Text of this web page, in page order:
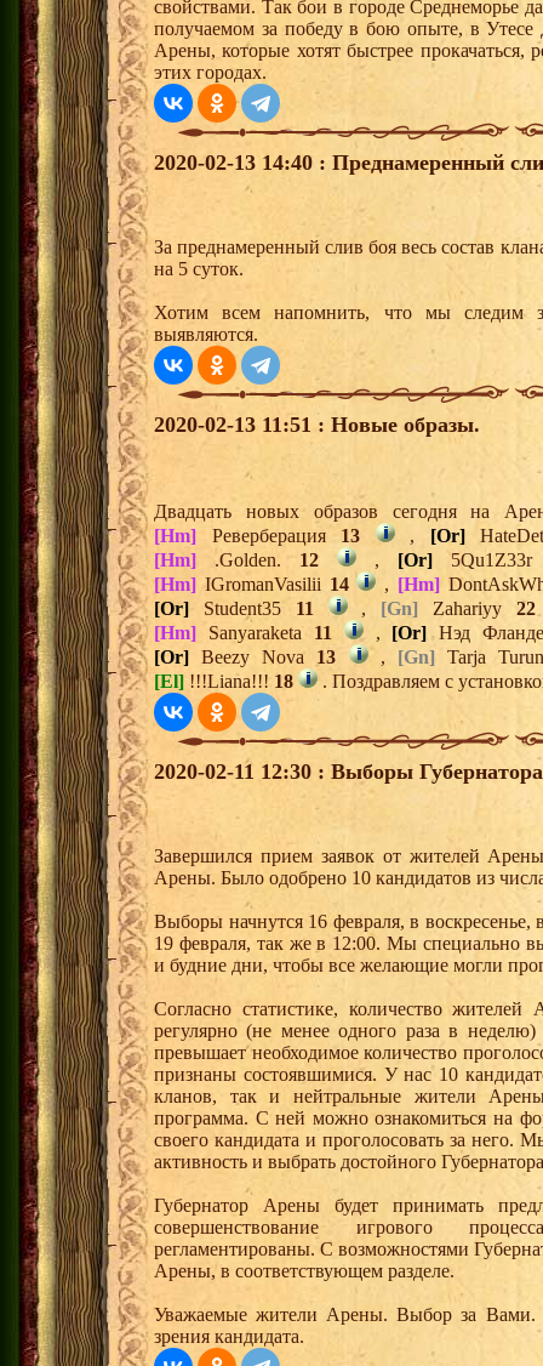
свойствами. Так бои в городе Среднеморье
получаемом за победу в бою опыте, в
Арены, которые хотят быстрее прокачаться,
этих городах.
2020-02-13 14:40 : Преднамеренный
За преднамеренный слив боя весь состав
на 5 суток.
Хотим всем напомнить, что мы следим
выявляются.
2020-02-13 11:51 : Новые образы.
Двадцать новых образов сегодня на
[Hm] Реверберация 13 , [Or]
[Hm] .Golden. 12 , [Or]
[Hm] IGromanVasilii 14 , [Hm]
[Or] Student35 11 , [Gn] Zahariyy22
[Hm] Sanyaraketa 11 , [Or] Нэд
[Or] Beezy Nova 13 , [Gn]Tarja
[El] !!!Liana!!! 18 . Поздравляем с
2020-02-11 12:30 : Выборы
Завершился прием заявок от жителей
Арены. Было одобрено 10 кандидатов из
Выборы начнутся 16 февраля, в
19 февраля, так же в 12:00. Мы специально
и будние дни, чтобы все желающие могли
Согласно статистике, количество
регулярно (не менее одного раза в
превышает необходимое количество
признаны состоявшимися. У нас 10
кланов, так и нейтральные жители
программа. С ней можно ознакомиться на
своего кандидата и проголосовать за
активность и выбрать достойного
Губернатор Арены будет принимать
совершенствование игрового
регламентированы. С возможностями
Арены, в соответствующем разделе.
Уважаемые жители Арены. Выбор за Вами.
зрения кандидата.